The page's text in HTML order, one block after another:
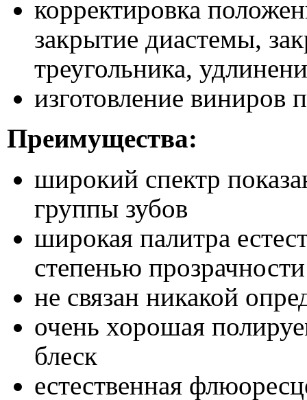
корректировка
закрытие диастемы,
треугольника,
изготовление
Преимущества:
широкий спектр
группы зубов
широкая палитра
степенью прозрачности
не связан никакой
очень хорошая
блеск
естественная